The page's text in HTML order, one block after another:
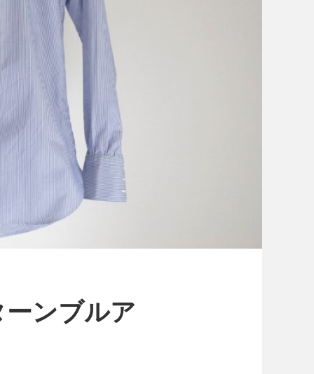
ンブルア